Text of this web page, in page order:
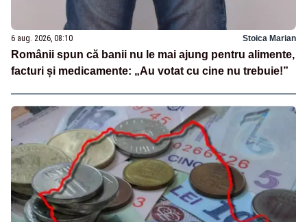
6 aug. 2026, 08:10 Stoica Marian
Românii spun că banii nu le mai ajung pentru alimente,
facturi și medicamente: „Au votat cu cine nu trebuie!”